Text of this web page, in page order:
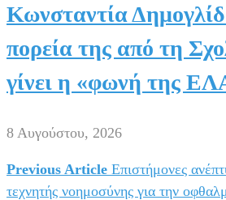
Κωνσταντία
πορεία της από τη
γίνει η «φωνή της
8 Αυγούστου, 2026
Πλοήγηση
Previous Article Επιστήμονες
τεχνητής νοημοσύνης για την